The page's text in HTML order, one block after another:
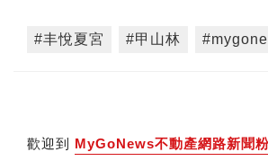
#丰悅夏宮 #甲山林
歡迎到 MyGoNews不動產網路新聞